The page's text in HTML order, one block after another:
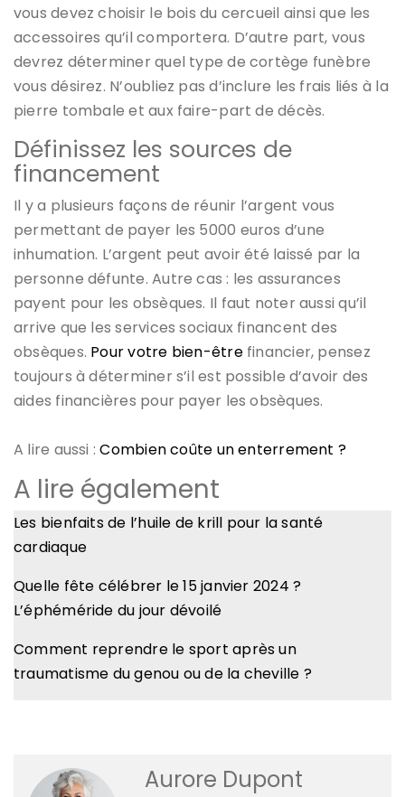
vous devez choisir le bois du cercueil ainsi que les
accessoires qu’il comportera. D’autre part, vous
devrez déterminer quel type de cortège funèbre
vous désirez. N’oubliez pas d’inclure les frais liés à la
pierre tombale et aux faire-part de décès.
Définissez les sources de
financement
Il y a plusieurs façons de réunir l’argent vous
permettant de payer les 5000 euros d’une
inhumation. L’argent peut avoir été laissé par la
personne défunte. Autre cas : les assurances
payent pour les obsèques. Il faut noter aussi qu’il
arrive que les services sociaux financent des
obsèques. Pour votre bien-êtrefinancier, pensez
toujours à déterminer s’il est possible d’avoir des
aides financières pour payer les obsèques.
A lire aussi :Combien coûte un enterrement ?
A lire également
Les bienfaits de l’huile de krill pour la santé
cardiaque
Quelle fête célébrer le 15 janvier 2024 ?
L’éphéméride du jour dévoilé
Comment reprendre le sport après un
traumatisme du genou ou de la cheville ?
Aurore Dupont